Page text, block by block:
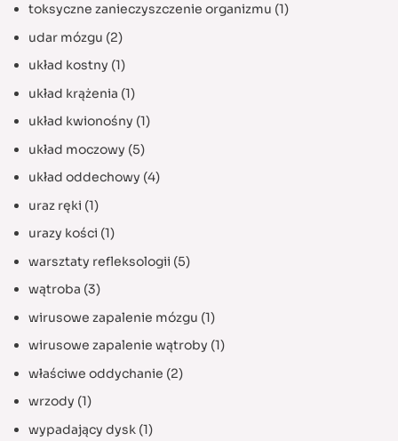
toksyczne zanieczyszczenie organizmu (1)
udar mózgu (2)
układ kostny (1)
układ krążenia (1)
układ kwionośny (1)
układ moczowy (5)
układ oddechowy (4)
uraz ręki (1)
urazy kości (1)
warsztaty refleksologii (5)
wątroba (3)
wirusowe zapalenie mózgu (1)
wirusowe zapalenie wątroby (1)
właściwe oddychanie (2)
wrzody (1)
wypadający dysk(1)